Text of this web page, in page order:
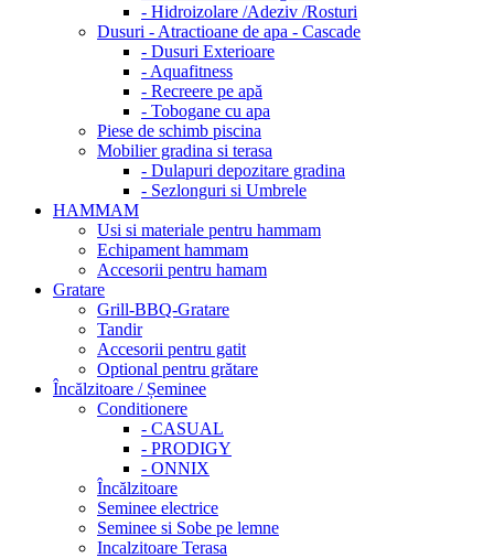
- Hidroizolare /Adeziv /Rosturi
Dusuri - Atractioane de apa - Cascade
- Dusuri Exterioare
- Aquafitness
- Recreere pe apă
- Tobogane cu apa
Piese de schimb piscina
Mobilier gradina si terasa
- Dulapuri depozitare gradina
- Sezlonguri si Umbrele
HAMMAM
Usi si materiale pentru hammam
Echipament hammam
Accesorii pentru hamam
Gratare
Grill-BBQ-Gratare
Tandir
Accesorii pentru gatit
Optional pentru grătare
Încălzitoare / Șeminee
Conditionere
- CASUAL
- PRODIGY
- ONNIX
Încălzitoare
Seminee electrice
Seminee si Sobe pe lemne
Incalzitoare Terasa